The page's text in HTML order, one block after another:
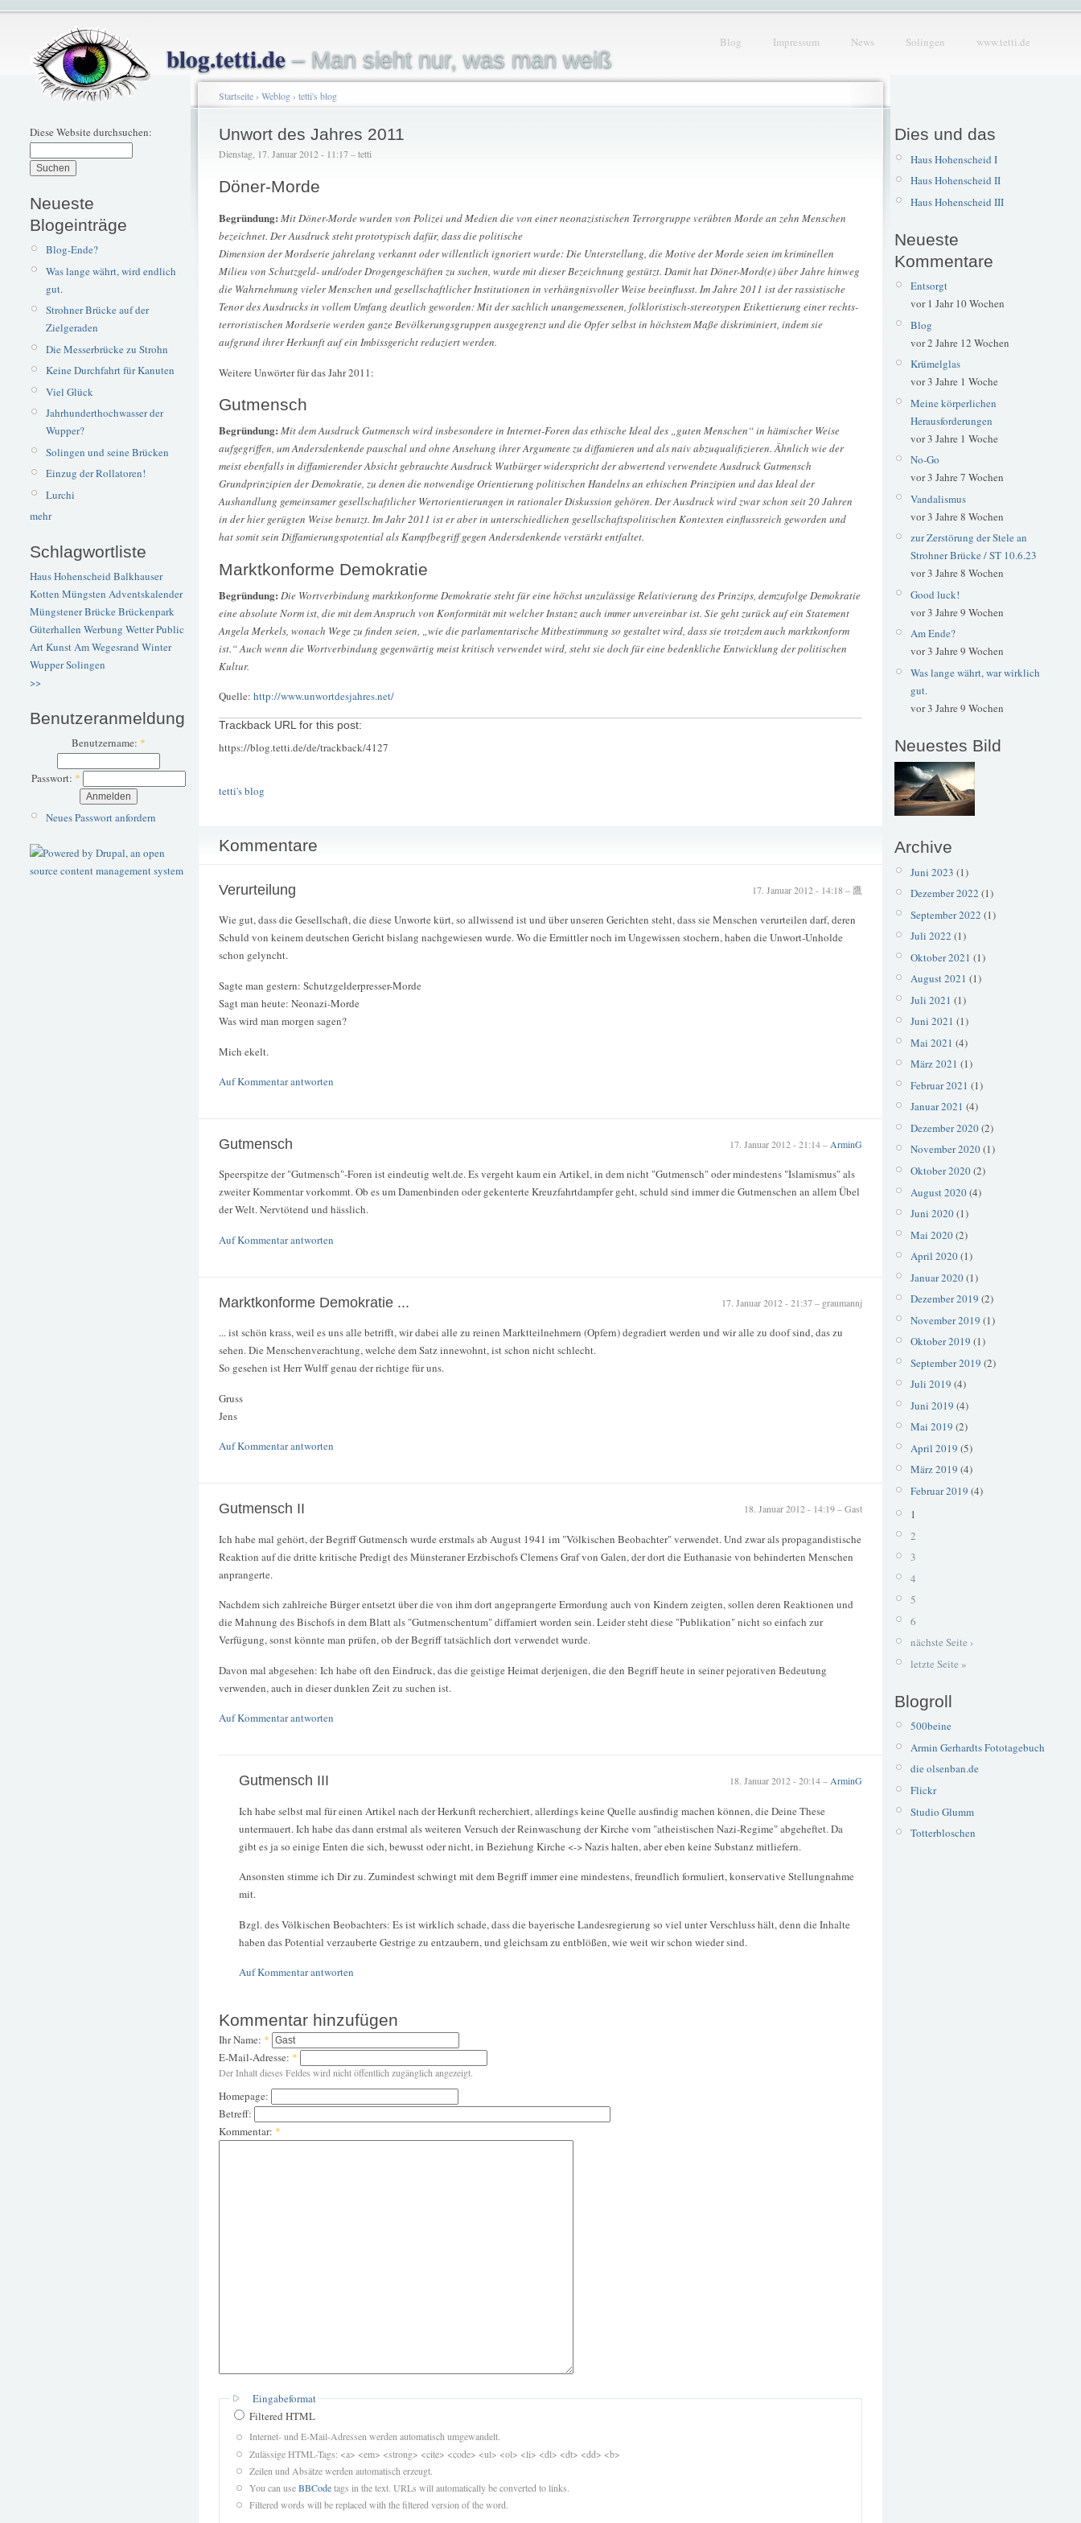
blog.tetti.de– Man sieht nur, was man weiß
Blog Impressum News Solingen www.tetti.de
Diese Website durchsuchen:
Neueste
Blogeinträge
Blog-Ende?
Was lange währt, wird endlich
gut.
Strohner Brücke auf der
Zielgeraden
Die Messerbrücke zu Strohn
Keine Durchfahrt für Kanuten
Viel Glück
Jahrhunderthochwasser der
Wupper?
Solingen und seine Brücken
Einzug der Rollatoren!
Lurchi
mehr
Schlagwortliste
Haus Hohenscheid Balkhauser
Kotten Müngsten Adventskalender
Müngstener BrückeBrückenpark
Güterhallen Werbung WetterPublic
ArtKunstAm Wegesrand Winter
WupperSolingen
>>
Benutzeranmeldung
Benutzername: *
Passwort: *
Neues Passwort anfordern
Startseite› Weblog› tetti's blog
Unwort des Jahres 2011
Dienstag, 17. Januar 2012 - 11:17 – tetti
Döner-Morde
Begründung: Mit Döner-Morde wurden von Polizei und Medien die von einer neonazistischen Terrorgruppe verübten Morde an zehn Menschen
bezeichnet. Der Ausdruck steht prototypisch dafür, dass die politische
Dimension der Mordserie jahrelang verkannt oder willentlich ignoriert wurde: Die Unterstellung, die Motive der Morde seien im kriminellen
Milieu von Schutzgeld- und/oder Drogengeschäften zu suchen, wurde mit dieser Bezeichnung gestützt. Damit hat Döner-Mord(e) über Jahre hinweg
die Wahrnehmung vieler Menschen und gesellschaftlicher Institutionen in verhängnisvoller Weise beeinflusst. Im Jahre 2011 ist der rassistische
Tenor des Ausdrucks in vollem Umfang deutlich geworden: Mit der sachlich unangemessenen, folkloristisch-stereotypen Etikettierung einer rechts-
terroristischen Mordserie werden ganze Bevölkerungsgruppen ausgegrenzt und die Opfer selbst in höchstem Maße diskriminiert, indem sie
aufgrund ihrer Herkunft auf ein Imbissgericht reduziert werden.
Weitere Unwörter für das Jahr 2011:
Gutmensch
Begründung: Mit dem Ausdruck Gutmensch wird insbesondere in Internet-Foren das ethische Ideal des „guten Menschen“ in hämischer Weise
aufgegriffen, um Andersdenkende pauschal und ohne Ansehung ihrer Argumente zu diffamieren und als naiv abzuqualifizieren. Ähnlich wie der
meist ebenfalls in diffamierender Absicht gebrauchte Ausdruck Wutbürger widerspricht der abwertend verwendete Ausdruck Gutmensch
Grundprinzipien der Demokratie, zu denen die notwendige Orientierung politischen Handelns an ethischen Prinzipien und das Ideal der
Aushandlung gemeinsamer gesellschaftlicher Wertorientierungen in rationaler Diskussion gehören. Der Ausdruck wird zwar schon seit 20 Jahren
in der hier gerügten Weise benutzt. Im Jahr 2011 ist er aber in unterschiedlichen gesellschaftspolitischen Kontexten einflussreich geworden und
hat somit sein Diffamierungspotential als Kampfbegriff gegen Andersdenkende verstärkt entfaltet.
Marktkonforme Demokratie
Begründung: Die Wortverbindung marktkonforme Demokratie steht für eine höchst unzulässige Relativierung des Prinzips, demzufolge Demokratie
eine absolute Norm ist, die mit dem Anspruch von Konformität mit welcher Instanz auch immer unvereinbar ist. Sie geht zurück auf ein Statement
Angela Merkels, wonach Wege zu finden seien, „wie die parlamentarische Mitbestimmung so gestaltet wird, dass sie trotzdem auch marktkonform
ist.“ Auch wenn die Wortverbindung gegenwärtig meist kritisch verwendet wird, steht sie doch für eine bedenkliche Entwicklung der politischen
Kultur.
Quelle: http://www.unwortdesjahres.net/
Trackback URL for this post:
https://blog.tetti.de/de/trackback/4127
tetti's blog
Kommentare
17. Januar 2012 - 14:18 – 鷹
Verurteilung
Wie gut, dass die Gesellschaft, die diese Unworte kürt, so allwissend ist und über unseren Gerichten steht, dass sie Menschen verurteilen darf, deren
Schuld von keinem deutschen Gericht bislang nachgewiesen wurde. Wo die Ermittler noch im Ungewissen stochern, haben die Unwort-Unholde
schon gelyncht.
Sagte man gestern: Schutzgelderpresser-Morde
Sagt man heute: Neonazi-Morde
Was wird man morgen sagen?
Mich ekelt.
Auf Kommentar antworten
17. Januar 2012 - 21:14 – ArminG
Gutmensch
Speerspitze der "Gutmensch"-Foren ist eindeutig welt.de. Es vergeht kaum ein Artikel, in dem nicht "Gutmensch" oder mindestens "Islamismus" als
zweiter Kommentar vorkommt. Ob es um Damenbinden oder gekenterte Kreuzfahrtdampfer geht, schuld sind immer die Gutmenschen an allem Übel
der Welt. Nervtötend und hässlich.
Auf Kommentar antworten
17. Januar 2012 - 21:37 – graumannj
Marktkonforme Demokratie ...
... ist schön krass, weil es uns alle betrifft, wir dabei alle zu reinen Marktteilnehmern (Opfern) degradiert werden und wir alle zu doof sind, das zu
sehen. Die Menschenverachtung, welche dem Satz innewohnt, ist schon nicht schlecht.
So gesehen ist Herr Wulff genau der richtige für uns.
Gruss
Jens
Auf Kommentar antworten
18. Januar 2012 - 14:19 – Gast
Gutmensch II
Ich habe mal gehört, der Begriff Gutmensch wurde erstmals ab August 1941 im "Völkischen Beobachter" verwendet. Und zwar als propagandistische
Reaktion auf die dritte kritische Predigt des Münsteraner Erzbischofs Clemens Graf von Galen, der dort die Euthanasie von behinderten Menschen
anprangerte.
Nachdem sich zahlreiche Bürger entsetzt über die von ihm dort angeprangerte Ermordung auch von Kindern zeigten, sollen deren Reaktionen und
die Mahnung des Bischofs in dem Blatt als "Gutmenschentum" diffamiert worden sein. Leider steht diese "Publikation" nicht so einfach zur
Verfügung, sonst könnte man prüfen, ob der Begriff tatsächlich dort verwendet wurde.
Davon mal abgesehen: Ich habe oft den Eindruck, das die geistige Heimat derjenigen, die den Begriff heute in seiner pejorativen Bedeutung
verwenden, auch in dieser dunklen Zeit zu suchen ist.
Auf Kommentar antworten
18. Januar 2012 - 20:14 – ArminG
Gutmensch III
Ich habe selbst mal für einen Artikel nach der Herkunft recherchiert, allerdings keine Quelle ausfindig machen können, die Deine These
untermauert. Ich habe das dann erstmal als weiteren Versuch der Reinwaschung der Kirche vom "atheistischen Nazi-Regime" abgeheftet. Da
gibt es ja so einige Enten die sich, bewusst oder nicht, in Beziehung Kirche <-> Nazis halten, aber eben keine Substanz mitliefern.
Ansonsten stimme ich Dir zu. Zumindest schwingt mit dem Begriff immer eine mindestens, freundlich formuliert, konservative Stellungnahme
mit.
Bzgl. des Völkischen Beobachters: Es ist wirklich schade, dass die bayerische Landesregierung so viel unter Verschluss hält, denn die Inhalte
haben das Potential verzauberte Gestrige zu entzaubern, und gleichsam zu entblößen, wie weit wir schon wieder sind.
Auf Kommentar antworten
Kommentar hinzufügen
Ihr Name: *
E-Mail-Adresse: *
Der Inhalt dieses Feldes wird nicht öffentlich zugänglich angezeigt.
Homepage:
Betreff:
Kommentar: *
Eingabeformat
Filtered HTML
Internet- und E-Mail-Adressen werden automatisch umgewandelt.
Zulässige HTML-Tags: <a> <em> <strong> <cite> <code> <ul> <ol> <li> <dl> <dt> <dd> <b>
Zeilen und Absätze werden automatisch erzeugt.
You can useBBCodetags in the text. URLs will automatically be converted to links.
Filtered words will be replaced with the filtered version of the word.
Dies und das
Haus Hohenscheid I
Haus Hohenscheid II
Haus Hohenscheid III
Neueste
Kommentare
Entsorgt
vor 1 Jahr 10 Wochen
Blog
vor 2 Jahre 12 Wochen
Krümelglas
vor 3 Jahre 1 Woche
Meine körperlichen
Herausforderungen
vor 3 Jahre 1 Woche
No-Go
vor 3 Jahre 7 Wochen
Vandalismus
vor 3 Jahre 8 Wochen
zur Zerstörung der Stele an
Strohner Brücke / ST 10.6.23
vor 3 Jahre 8 Wochen
Good luck!
vor 3 Jahre 9 Wochen
Am Ende?
vor 3 Jahre 9 Wochen
Was lange währt, war wirklich
gut.
vor 3 Jahre 9 Wochen
Neuestes Bild
Archive
Juni 2023 (1)
Dezember 2022 (1)
September 2022 (1)
Juli 2022 (1)
Oktober 2021 (1)
August 2021 (1)
Juli 2021 (1)
Juni 2021 (1)
Mai 2021 (4)
März 2021 (1)
Februar 2021 (1)
Januar 2021 (4)
Dezember 2020(2)
November 2020(1)
Oktober 2020(2)
August 2020(4)
Juni 2020(1)
Mai 2020(2)
April 2020(1)
Januar 2020(1)
Dezember 2019 (2)
November 2019 (1)
Oktober 2019 (1)
September 2019 (2)
Juli 2019 (4)
Juni 2019 (4)
Mai 2019 (2)
April 2019 (5)
März 2019 (4)
Februar 2019 (4)
1
2
3
4
5
6
nächste Seite ›
letzte Seite »
Blogroll
500beine
Armin Gerhardts Fototagebuch
die olsenban.de
Flickr
Studio Glumm
Totterbloschen